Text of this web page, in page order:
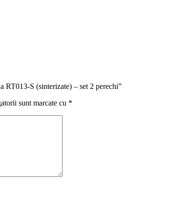
RT013-S (sinterizate) – set 2 perechi”
sunt marcate cu *